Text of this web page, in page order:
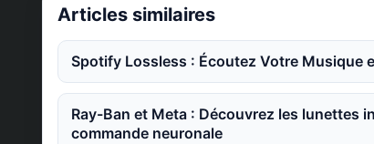
Articles similaires
Spotify Lossless : Écoutez Votre Musique
Ray-Ban et Meta : Découvrez les lunettes
commande neuronale